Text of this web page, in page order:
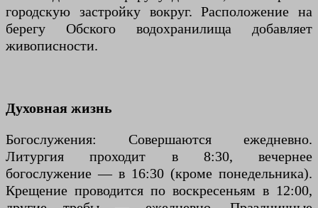
городскую застройку вокруг. Расположение на
берегу Обского водохранилища добавляет
живописности.
Духовная жизнь
Богослужения: Совершаются ежедневно.
Литургия проходит в 8:30, вечернее
богослужение — в 16:30 (кроме понедельника).
Крещение проводится по воскресеньям в 12:00,